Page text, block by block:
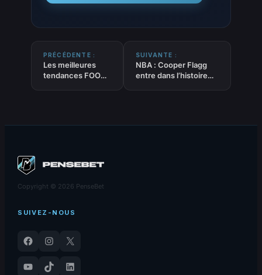
PRÉCÉDENTE :
Les meilleures
tendances FOOT
SUIVANTE :
NBA : Cooper Flagg
entre dans l’histoire
Copyright © 2026 PenseBet
SUIVEZ-NOUS
Facebook Instagram
X
YouTube
TikTok LinkedIn